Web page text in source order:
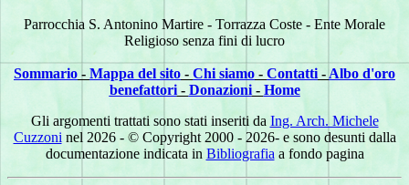
Parrocchia S. Antonino Martire - Torrazza Coste - Ente Morale
Religioso senza fini di lucro
Sommario - Mappa del sito - Chi siamo - Contatti - Albo d'oro
benefattori- Donazioni- Home
Gli argomenti trattati sono stati inseriti da Ing. Arch. Michele
Cuzzoni nel 2026 - © Copyright 2000 - 2026- e sono desunti dalla
documentazione indicata in Bibliografia a fondo pagina